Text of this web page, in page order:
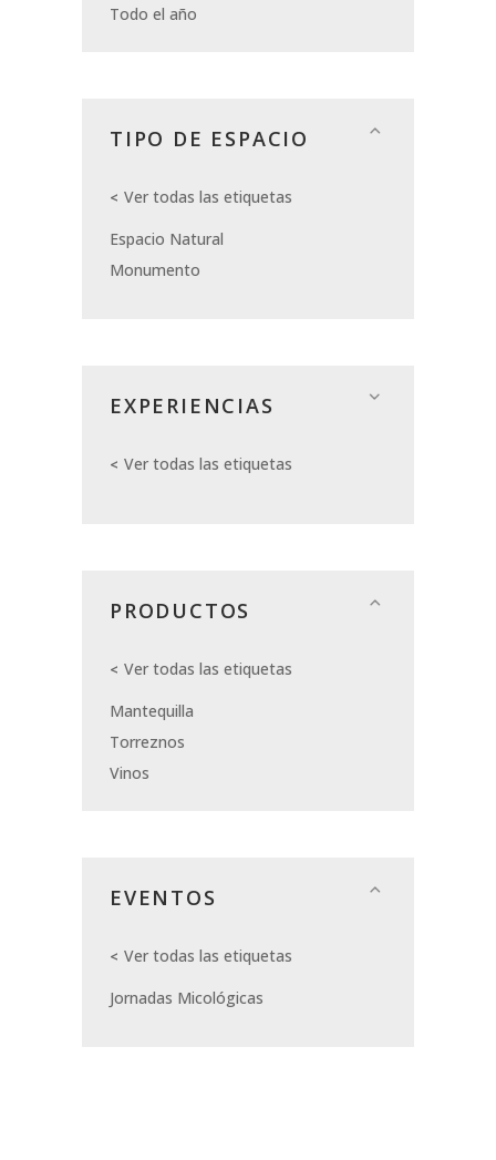
Todo el año
TIPO DE ESPACIO
Ver todas las etiquetas
Espacio Natural
Monumento
EXPERIENCIAS
Ver todas las etiquetas
PRODUCTOS
Ver todas las etiquetas
Mantequilla
Torreznos
Vinos
EVENTOS
Ver todas las etiquetas
Jornadas Micológicas